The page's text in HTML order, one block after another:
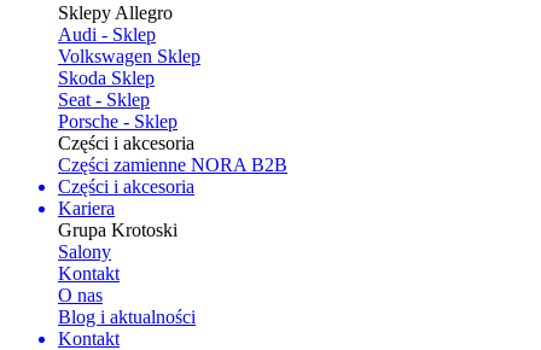
Sklepy Allegro
Audi - Sklep
Volkswagen Sklep
Skoda Sklep
Seat - Sklep
Porsche - Sklep
Części i akcesoria
Części zamienne NORA B2B
Części i akcesoria
Kariera
Grupa Krotoski
Salony
Kontakt
O nas
Blog i aktualności
Kontakt